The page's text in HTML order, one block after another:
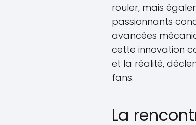
rouler, mais
passionnants
avancées
cette innovation
et la réalité,
fans.
La